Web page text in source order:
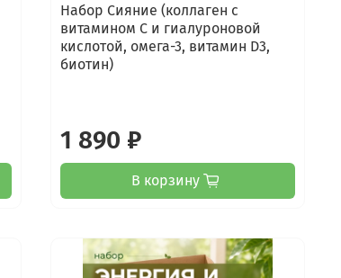
Набор Сияние (коллаген с
витамином С и гиалуроновой
кислотой, омега-3, витамин D3,
биотин)
1 890 ₽
В корзину